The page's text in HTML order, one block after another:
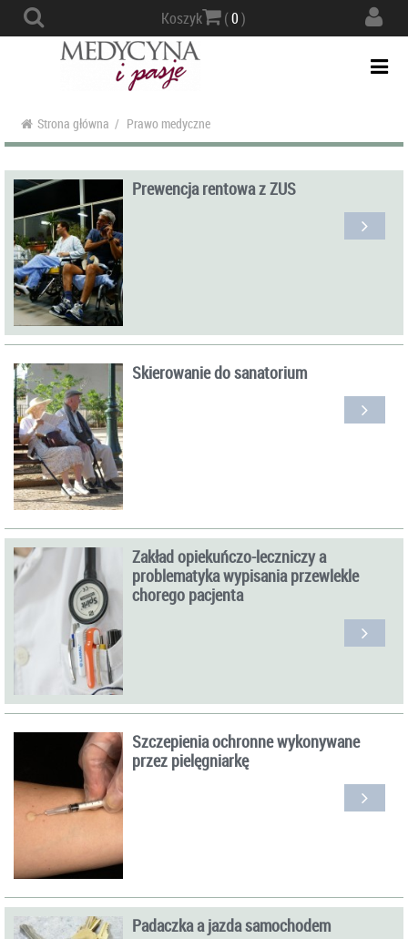
Koszyk (0)
Strona główna / Prawo medyczne
Prewencja rentowa z ZUS
Skierowanie do sanatorium
Zakład opiekuńczo-leczniczy a
problematyka wypisania przewlekle
chorego pacjenta
Szczepienia ochronne wykonywane
przez pielęgniarkę
Padaczka a jazda samochodem